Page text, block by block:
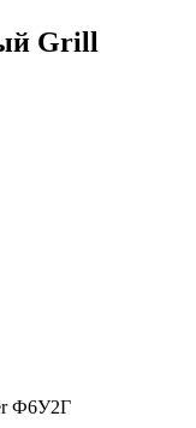
Grill
Ф6У2Г